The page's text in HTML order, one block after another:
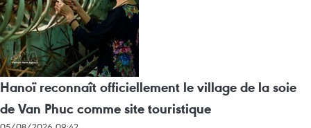
Hanoï reconnaît officiellement le village de la soie
de Van Phuc comme site touristique